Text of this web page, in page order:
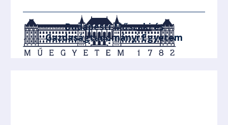
Budapesti Műszaki és
Gazdaságtudományi Egyetem